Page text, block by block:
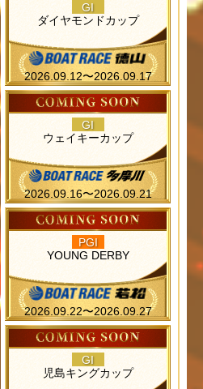
GI
ダイヤモンドカップ
2026.09.12〜2026.09.17
GI
ウェイキーカップ
2026.09.16〜2026.09.21
PGI
YOUNG DERBY
2026.09.22〜2026.09.27
GI
児島キングカップ